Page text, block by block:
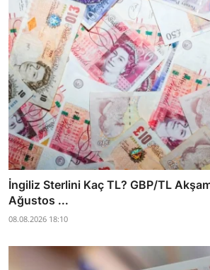
İngiliz Sterlini Kaç TL? GBP/TL
Ağustos ...
08.08.2026 18:10